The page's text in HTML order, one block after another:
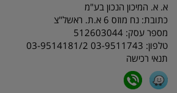
א. א. המיכון הנכון בע"מ
כתובת: נח מוזס 6 א.ת. ראשל"צ
מספר עסק: 512603044
טלפון: 03-9511743 03-9514181/2
תנאי רכישה